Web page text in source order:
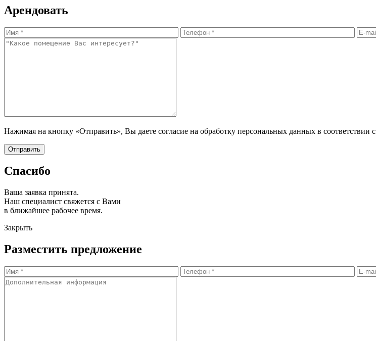
Арендовать
Нажимая на кнопку «Отправить», Вы даете согласие на обработку персональных данных в соответствии с
Спасибо
Ваша заявка принята.
Наш специалист свяжется с Вами
в ближайшее рабочее время.
Закрыть
Разместить предложение